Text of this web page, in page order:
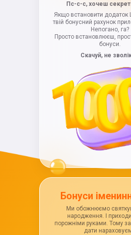
Пс-с-с, хочеш
Якщо встановити додаток
твій бонусний рахунок
Непогано, га?
Просто встановлюєш,
бонуси.
Скачуй, не
Бонуси
Ми обожнюємо
народження. І
порожніми руками. Тому
дати